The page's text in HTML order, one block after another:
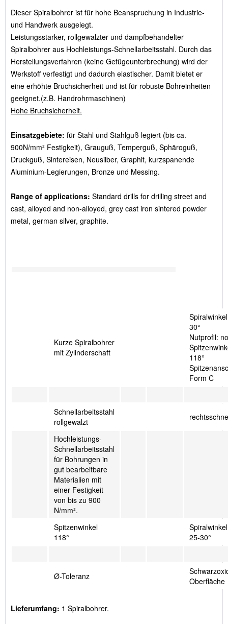
Dieser Spiralbohrer ist für hohe Beanspruchung in Industrie-
und Handwerk ausgelegt.
Leistungsstarker, rollgewalzter und dampfbehandelter
Spiralbohrer aus Hochleistungs-Schnellarbeitsstahl. Durch das
Herstellungsverfahren (keine Gefügeunterbrechung) wird der
Werkstoff verfestigt und dadurch elastischer. Damit bietet er
eine erhöhte Bruchsicherheit und ist für robuste Bohreinheiten
geeignet.(z.B. Handrohrmaschinen)
Hohe Bruchsicherheit.
Einsatzgebiete: für Stahl und Stahlguß legiert (bis ca.
900N/mm² Festigkeit), Grauguß, Temperguß, Sphäroguß,
Druckguß, Sintereisen, Neusilber, Graphit, kurzspanende
Aluminium-Legierungen, Bronze und Messing.
Range of applications: Standard drills for drilling street and
cast, alloyed and non-alloyed, grey cast iron sintered powder
metal, german silver, graphite.
Kurze Spiralbohrer
mit Zylinderschaft
30°
Nutprofil:
118°
Form C
Schnellarbeitsstahl
rollgewalzt
Hochleistungs-
Schnellarbeitsstahl
für Bohrungen in
gut bearbeitbare
Materialien mit
einer Festigkeit
von bis zu 900
N/mm².
Spitzenwinkel
118°
Spiralwinkel
25-30°
Ø-Toleranz
Oberfläche
Lieferumfang: 1 Spiralbohrer.